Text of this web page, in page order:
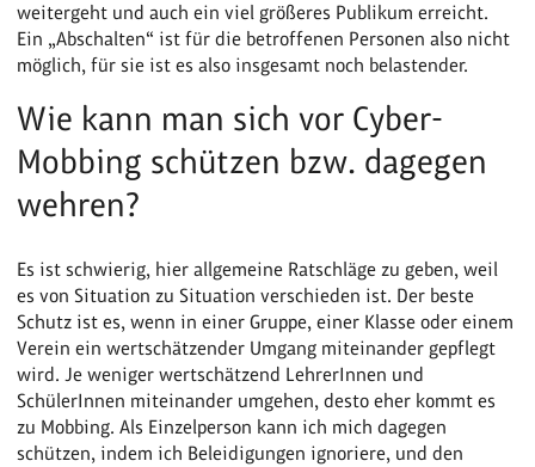
weitergeht und auch ein viel größeres Publikum erreicht.
Ein „Abschalten“ ist für die betroffenen Personen also nicht
möglich, für sie ist es also insgesamt noch belastender.
Wie kann man sich vor Cyber-
Mobbing schützen bzw. dagegen
wehren?
Es ist schwierig, hier allgemeine Ratschläge zu geben, weil
es von Situation zu Situation verschieden ist. Der beste
Schutz ist es, wenn in einer Gruppe, einer Klasse oder einem
Verein ein wertschätzender Umgang miteinander gepflegt
wird. Je weniger wertschätzend LehrerInnen und
SchülerInnen miteinander umgehen, desto eher kommt es
zu Mobbing. Als Einzelperson kann ich mich dagegen
schützen, indem ich Beleidigungen ignoriere, und den